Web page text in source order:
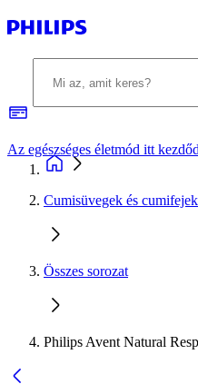
Az egészséges életmód itt
Cumisüvegek és cumifejek
Összes sorozat
Philips Avent Natural